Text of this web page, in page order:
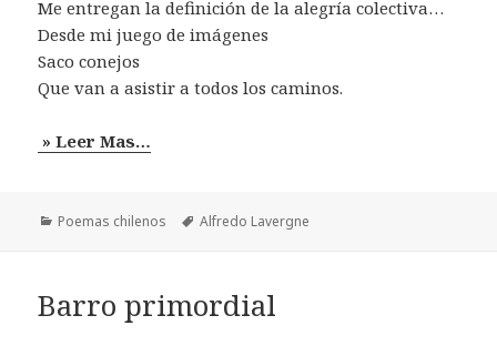
Me entregan la definición de la alegría colectiva…
Desde mi juego de imágenes
Saco conejos
Que van a asistir a todos los caminos.
» Leer Mas…
Categorías
Poemas chilenos Etiquetas
Alfredo Lavergne
Barro primordial